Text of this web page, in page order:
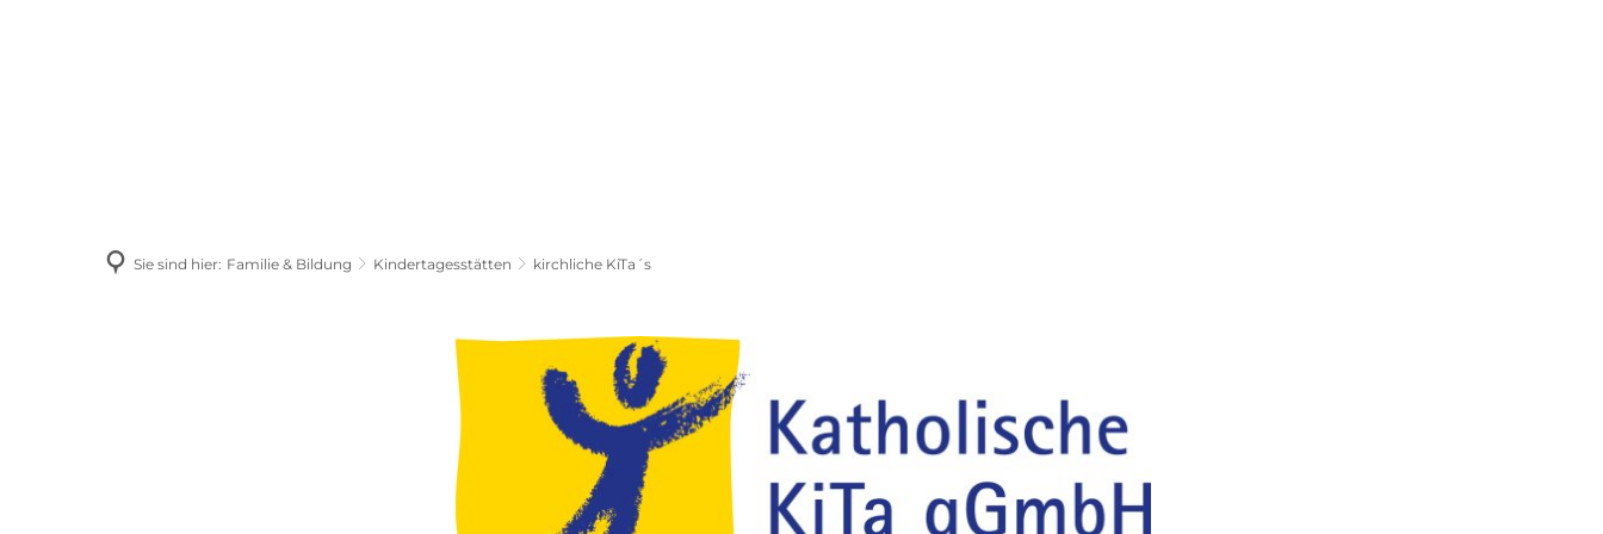
Sie sind hier: Familie & Bildung Kindertagesstätten kirchliche KiTa´s